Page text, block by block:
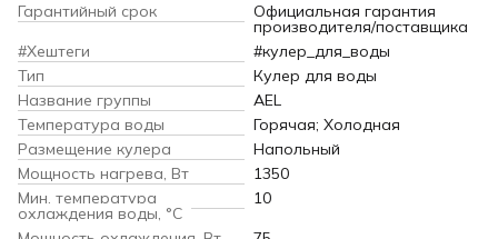
Гарантийный срок
Официальная гарантия
производителя/поставщика
#Хештеги
#кулер_для_воды
Тип
Кулер для воды
Название группы
AEL
Температура воды
Горячая; Холодная
Размещение кулера
Напольный
Мощность нагрева, Вт
1350
Мин. температура
охлаждения воды, °С
10